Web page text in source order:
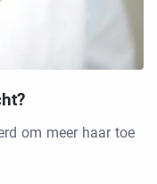
om meer haar toe